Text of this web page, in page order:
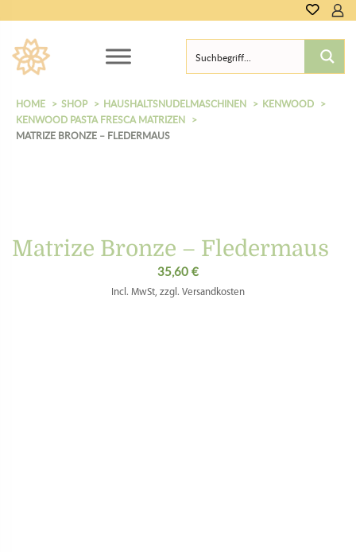
HOME SHOP HAUSHALTSNUDELMASCHINEN
KENWOOD
KENWOOD PASTA FRESCA MATRIZEN
MATRIZE BRONZE – FLEDERMAUS
Matrize Bronze – Fledermaus
35,60 €
Incl. MwSt, zzgl. Versandkosten